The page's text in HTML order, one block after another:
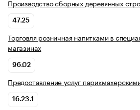
Производство сборных деревянных
47.25
Торговля розничная напитками в
магазинах
96.02
Предоставление услуг
16.23.1